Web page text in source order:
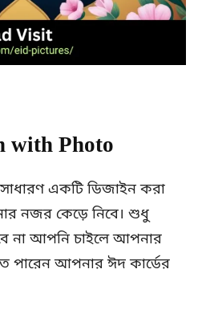
with Photo
একটি ডিজাইন করা
নজর কেড়ে নিবে। শুধু
না আপনি চাইলে আপনার
পারেন আপনার ঈদ কার্ডের